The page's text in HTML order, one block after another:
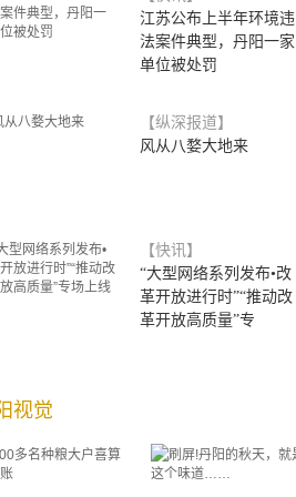
江苏公布上半年环境违
法案件典型，丹阳一家
单位被处罚
【纵深报道】
风从八婺大地来
【快讯】
“大型网络系列发布•改
革开放进行时”“推动改
革开放高质量”专
视觉